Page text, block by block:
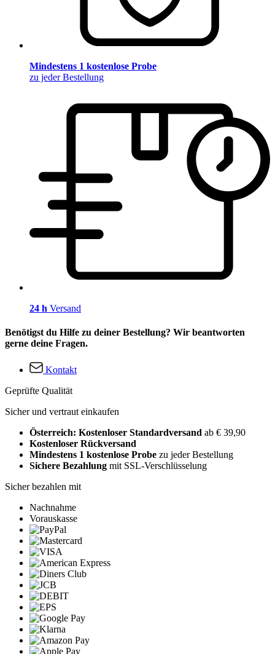
Mindestens 1 kostenlose Probe
zu jeder Bestellung
24 h Versand
Benötigst du Hilfe zu deiner Bestellung? Wir beantworten
gerne deine Fragen.
Kontakt
Geprüfte Qualität
Sicher und vertraut einkaufen
Österreich: Kostenloser Standardversand ab € 39,90
Kostenloser Rückversand
Mindestens 1 kostenlose Probe zu jeder Bestellung
Sichere Bezahlung mit SSL-Verschlüsselung
Sicher bezahlen mit
Nachnahme
Vorauskasse